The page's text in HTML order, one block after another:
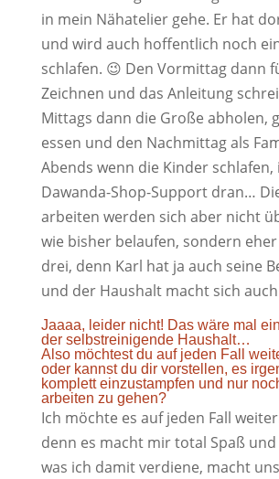
in mein Nähatelier gehe. Er hat
und wird auch hoffentlich noch
schlafen. 😉 Den Vormittag dann
Zeichnen und das Anleitung
Mittags dann die Große abholen,
essen und den Nachmittag als
Abends wenn die Kinder
Dawanda-Shop-Support dran…
arbeiten werden sich aber nicht
wie bisher belaufen, sondern eher
drei, denn Karl hat ja auch seine
und der Haushalt macht sich
Jaaaa, leider nicht! Das wäre mal
der selbstreinigende Haushalt…
Also möchtest du auf jeden Fall
oder kannst du dir vorstellen, es
komplett einzustampfen und nur
arbeiten zu gehen?
Ich möchte es auf jeden Fall
denn es macht mir total Spaß und
was ich damit verdiene, macht